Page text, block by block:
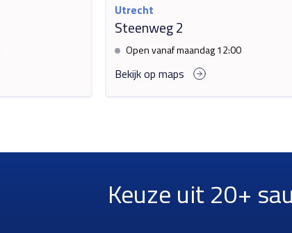
Utrecht
Steenweg 2
Open vanaf maandag 12:00
Bekijk op maps
Keuze uit 20+